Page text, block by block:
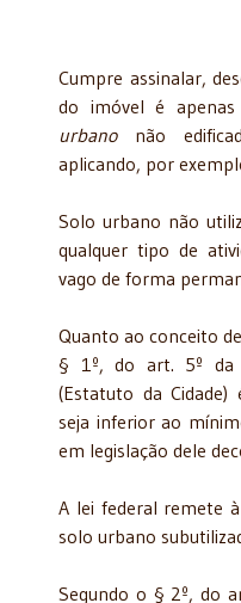
Cumpre assinalar,
do imóvel é
urbanonão
aplicando, por
Solo urbano não
qualquer tipo de
vago de forma
Quanto ao conceito
§ 1º, do art. 5º da
(Estatuto da
seja inferior ao
em legislação dele
A lei federal remete
solo urbano
Segundo o § 2º, do